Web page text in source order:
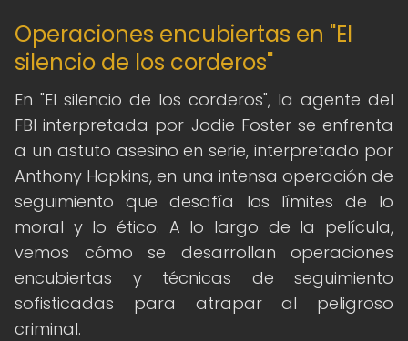
Operaciones encubiertas en "El
silencio de los corderos"
En "El silencio de los corderos", la agente del
FBI interpretada por Jodie Foster se enfrenta
a un astuto asesino en serie, interpretado por
Anthony Hopkins, en una intensa operación de
seguimiento que desafía los límites de lo
moral y lo ético. A lo largo de la película,
vemos cómo se desarrollan operaciones
encubiertas y técnicas de seguimiento
sofisticadas para atrapar al peligroso
criminal.